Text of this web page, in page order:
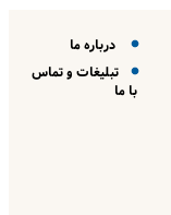
درباره ما
تبلیغات و تماس
با ما